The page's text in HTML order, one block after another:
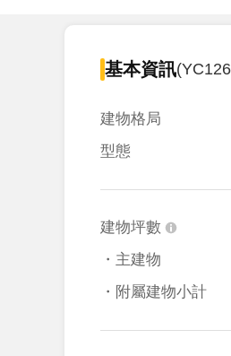
基本資訊
建物格局
型態
建物坪數
・主建物
・附屬建物小計